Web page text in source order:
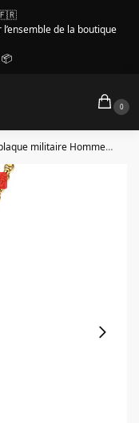
🇫🇷
de la boutique
📦
0
militaire Homme